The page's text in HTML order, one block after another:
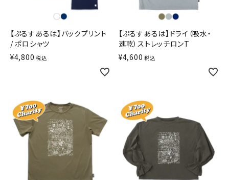
【ぷるすあるは】バックプリント
/ ポロシャツ
¥4,800 税込
【ぷるすあるは】ドライ（吸水・
速乾）ストレッチロンT
¥4,600 税込